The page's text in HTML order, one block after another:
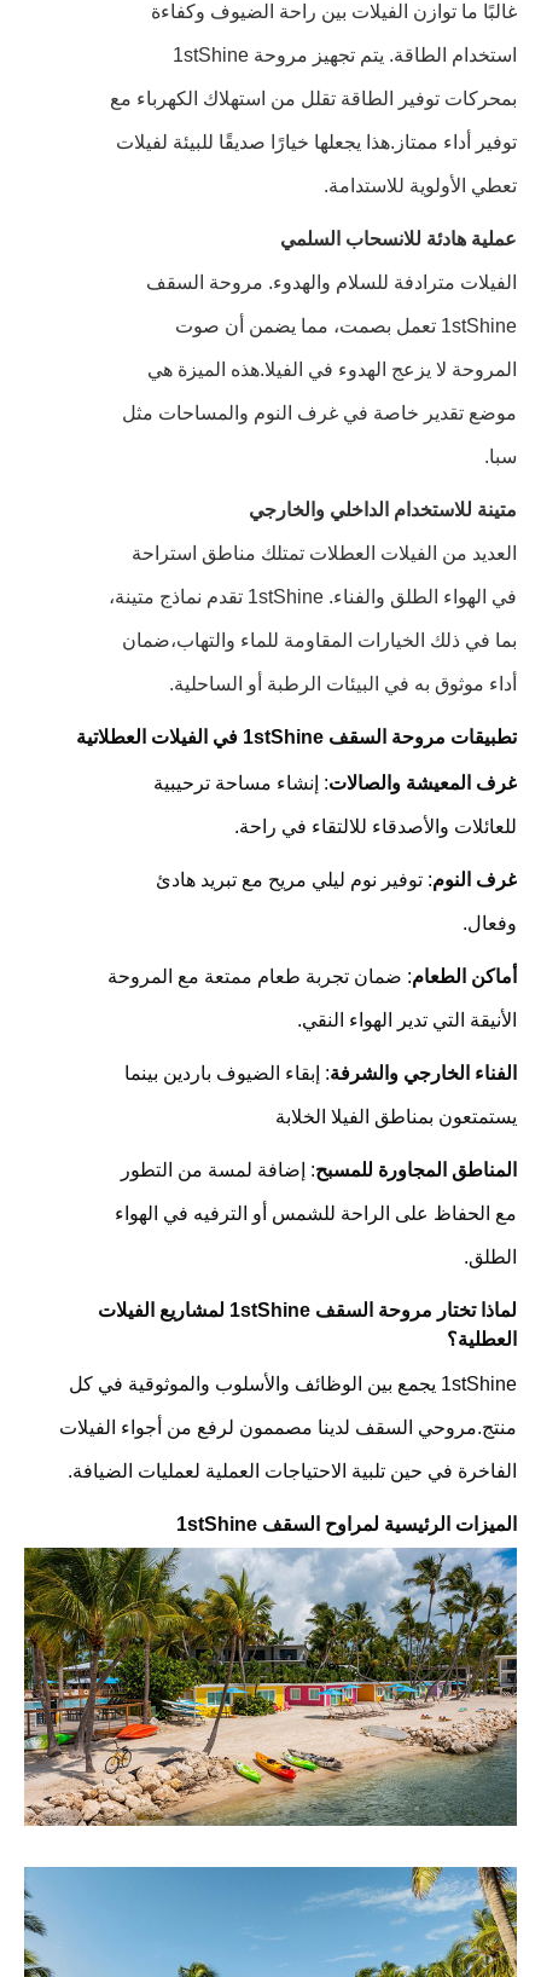
غالبًا ما توازن الفيلات بين راحة الضيوف وكفاءة
استخدام الطاقة. يتم تجهيز مروحة 1stShine
بمحركات توفير الطاقة تقلل من استهلاك الكهرباء مع
توفير أداء ممتاز.هذا يجعلها خيارًا صديقًا للبيئة لفيلات
تعطي الأولوية للاستدامة.
عملية هادئة للانسحاب السلمي
الفيلات مترادفة للسلام والهدوء. مروحة السقف
1stShine تعمل بصمت، مما يضمن أن صوت
المروحة لا يزعج الهدوء في الفيلا.هذه الميزة هي
موضع تقدير خاصة في غرف النوم والمساحات مثل
سبا.
متينة للاستخدام الداخلي والخارجي
العديد من الفيلات العطلات تمتلك مناطق استراحة
في الهواء الطلق والفناء. 1stShine تقدم نماذج متينة،
بما في ذلك الخيارات المقاومة للماء والتهاب،ضمان
أداء موثوق به في البيئات الرطبة أو الساحلية.
تطبيقات مروحة السقف 1stShine في الفيلات العطلاتية
غرف المعيشة والصالات: إنشاء مساحة ترحيبية
للعائلات والأصدقاء للالتقاء في راحة.
غرف النوم: توفير نوم ليلي مريح مع تبريد هادئ
وفعال.
أماكن الطعام: ضمان تجربة طعام ممتعة مع المروحة
الأنيقة التي تدير الهواء النقي.
الفناء الخارجي والشرفة: إبقاء الضيوف باردين بينما
يستمتعون بمناطق الفيلا الخلابة
المناطق المجاورة للمسبح: إضافة لمسة من التطور
مع الحفاظ على الراحة للشمس أو الترفيه في الهواء
الطلق.
لماذا تختار مروحة السقف 1stShine لمشاريع الفيلات
العطلية؟
1stShine يجمع بين الوظائف والأسلوب والموثوقية في كل
منتج.مروحي السقف لدينا مصممون لرفع من أجواء الفيلات
الفاخرة في حين تلبية الاحتياجات العملية لعمليات الضيافة.
الميزات الرئيسية لمراوح السقف 1stShine